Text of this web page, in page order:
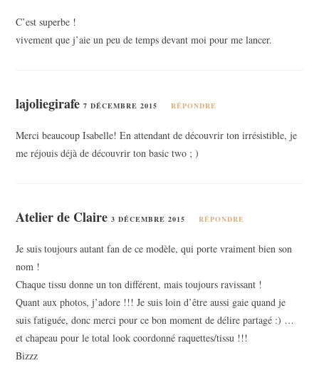
C’est superbe !
vivement que j’aie un peu de temps devant moi pour me lancer.
lajoliegirafe 7 DÉCEMBRE 2015 RÉPONDRE
Merci beaucoup Isabelle! En attendant de découvrir ton irrésistible, je
me réjouis déjà de découvrir ton basic two ; )
Atelier de Claire 3 DÉCEMBRE 2015 RÉPONDRE
Je suis toujours autant fan de ce modèle, qui porte vraiment bien son
nom !
Chaque tissu donne un ton différent, mais toujours ravissant !
Quant aux photos, j’adore !!! Je suis loin d’être aussi gaie quand je
suis fatiguée, donc merci pour ce bon moment de délire partagé :) …
et chapeau pour le total look coordonné raquettes/tissu !!!
Bizzz